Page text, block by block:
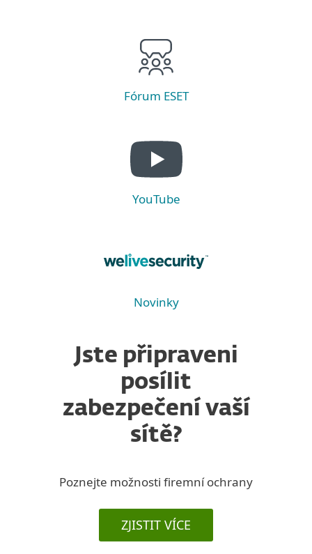
Fórum ESET
YouTube
Novinky
Jste připraveni
posílit
zabezpečení vaší
sítě?
Poznejte možnosti firemní ochrany
ZJISTIT VÍCE